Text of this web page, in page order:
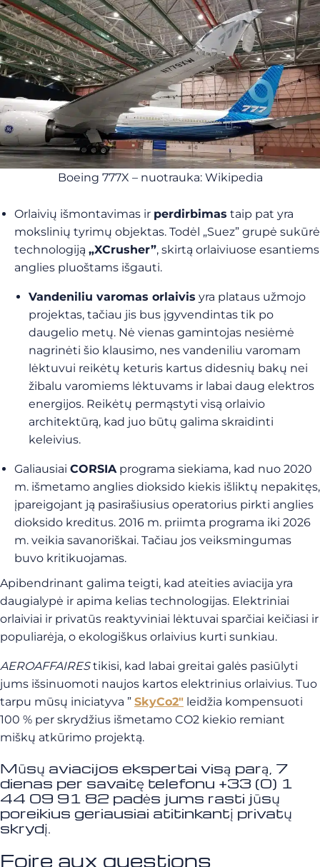
Boeing 777X – nuotrauka: Wikipedia
Orlaivių išmontavimas ir perdirbimas taip pat yra
mokslinių tyrimų objektas. Todėl „Suez” grupė sukūrė
technologiją „XCrusher”, skirtą orlaiviuose esantiems
anglies pluoštams išgauti.
Vandeniliu varomas orlaivis yra plataus užmojo
projektas, tačiau jis bus įgyvendintas tik po
daugelio metų. Nė vienas gamintojas nesiėmė
nagrinėti šio klausimo, nes vandeniliu varomam
lėktuvui reikėtų keturis kartus didesnių bakų nei
žibalu varomiems lėktuvams ir labai daug elektros
energijos. Reikėtų permąstyti visą orlaivio
architektūrą, kad juo būtų galima skraidinti
keleivius.
Galiausiai CORSIA programa siekiama, kad nuo 2020
m. išmetamo anglies dioksido kiekis išliktų nepakitęs,
įpareigojant ją pasirašiusius operatorius pirkti anglies
dioksido kreditus. 2016 m. priimta programa iki 2026
m. veikia savanoriškai. Tačiau jos veiksmingumas
buvo kritikuojamas.
Apibendrinant galima teigti, kad ateities aviacija yra
daugialypė ir apima kelias technologijas. Elektriniai
orlaiviai ir privatūs reaktyviniai lėktuvai sparčiai keičiasi ir
populiarėja, o ekologiškus orlaivius kurti sunkiau.
AEROAFFAIREStikisi, kad labai greitai galės pasiūlyti
jums išsinuomoti naujos kartos elektrinius orlaivius. Tuo
tarpu mūsų iniciatyva ” SkyCo2″ leidžia kompensuoti
100 % per skrydžius išmetamo CO2 kiekio remiant
miškų atkūrimo projektą.
Mūsų aviacijos ekspertai visą parą, 7
dienas per savaitę telefonu +33 (0) 1
44 09 91 82 padės jums rasti jūsų
poreikius geriausiai atitinkantį privatų
skrydį.
Foire aux questions